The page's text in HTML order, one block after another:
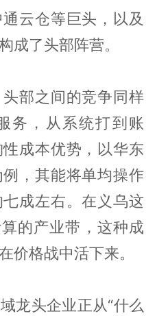
云仓等巨头，以及
成了头部阵营。
部之间的竞争同样
务，从系统打到账
成本优势，以华东
，其能将单均操作
成左右。在义乌这
的产业带，这种成
价格战中活下来。
龙头企业正从“什么